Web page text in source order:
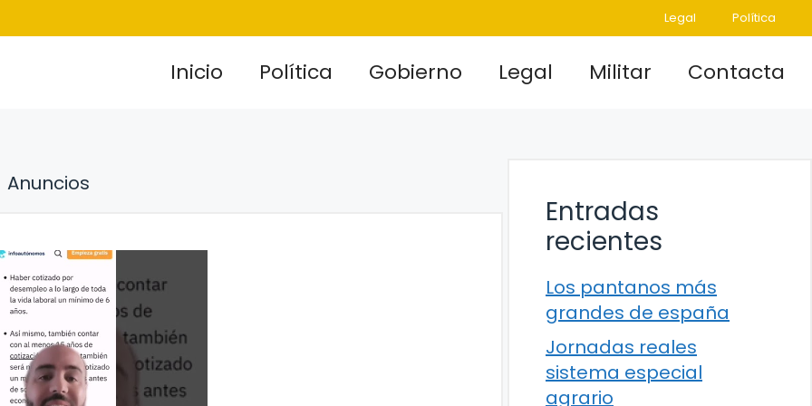
Legal Política
Inicio Política Gobierno Legal Militar Contacta
Anuncios
Entradas
recientes
Los pantanos más
grandes de españa
Jornadas reales
sistema especial
agrario